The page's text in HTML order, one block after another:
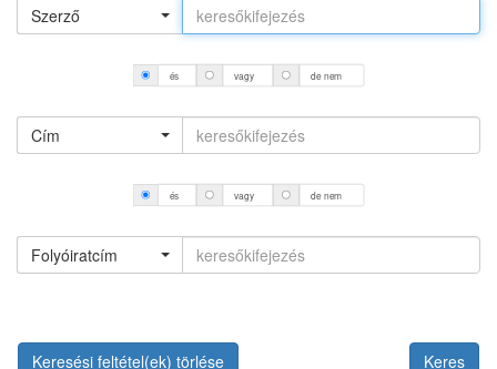
Szerző
és vagy de nem
Cím
és vagy de nem
Folyóiratcím
Keresési feltétel(ek) törlése